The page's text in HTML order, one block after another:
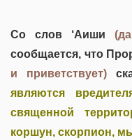
Со слов ‘Аиши
сообщается, что
и приветствует)
являются
священной
коршун, скорпион,